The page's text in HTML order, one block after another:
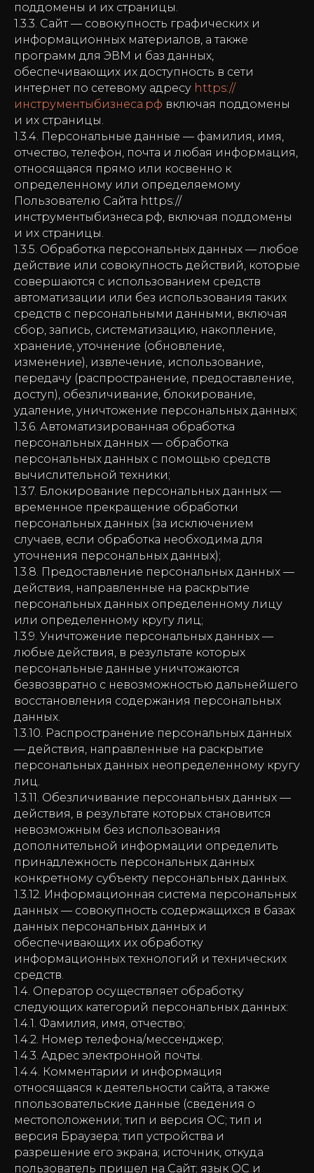
поддомены и их страницы.
1.3.3. Сайт — совокупность графических и
информационных материалов, а также
программ для ЭВМ и баз данных,
обеспечивающих их доступность в сети
интернет по сетевому адресу https://
инструментыбизнеса.рф включая поддомены
и их страницы.
1.3.4. Персональные данные — фамилия, имя,
отчество, телефон, почта и любая информация,
относящаяся прямо или косвенно к
определенному или определяемому
Пользователю Сайта https://
инструментыбизнеса.рф, включая поддомены
и их страницы.
1.3.5. Обработка персональных данных — любое
действие или совокупность действий, которые
совершаются с использованием средств
автоматизации или без использования таких
средств с персональными данными, включая
сбор, запись, систематизацию, накопление,
хранение, уточнение (обновление,
изменение), извлечение, использование,
передачу (распространение, предоставление,
доступ), обезличивание, блокирование,
удаление, уничтожение персональных данных;
1.3.6. Автоматизированная обработка
персональных данных — обработка
персональных данных с помощью средств
вычислительной техники;
1.3.7. Блокирование персональных данных —
временное прекращение обработки
персональных данных (за исключением
случаев, если обработка необходима для
уточнения персональных данных);
1.3.8. Предоставление персональных данных —
действия, направленные на раскрытие
персональных данных определенному лицу
или определенному кругу лиц;
1.3.9. Уничтожение персональных данных —
любые действия, в результате которых
персональные данные уничтожаются
безвозвратно с невозможностью дальнейшего
восстановления содержания персональных
данных.
1.3.10. Распространение персональных данных
— действия, направленные на раскрытие
персональных данных неопределенному кругу
лиц.
1.3.11. Обезличивание персональных данных —
действия, в результате которых становится
невозможным без использования
дополнительной информации определить
принадлежность персональных данных
конкретному субъекту персональных данных.
1.3.12. Информационная система персональных
данных — совокупность содержащихся в базах
данных персональных данных и
обеспечивающих их обработку
информационных технологий и технических
средств.
1.4. Оператор осуществляет обработку
следующих категорий персональных данных:
1.4.1. Фамилия, имя, отчество;
1.4.2. Номер телефона/мессенджер;
1.4.3. Адрес электронной почты.
1.4.4. Комментарии и информация
относящаяся к деятельности сайта, а также
ппользовательские данные (сведения о
местоположении; тип и версия ОС; тип и
версия Браузера; тип устройства и
разрешение его экрана; источник, откуда
пользователь пришел на Сайт; язык ОС и